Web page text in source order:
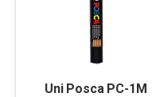
Uni Posca PC-1M